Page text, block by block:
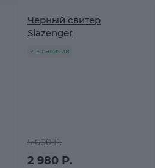
Черный свитер
Slazenger
в наличии
5 600 Р.
2 980 Р.